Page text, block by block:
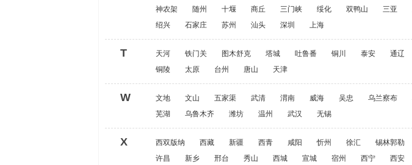
神农架
随州 十堰 商丘 三门峡 绥化 双鸭山 三亚
绍兴
石家庄 苏州 汕头 深圳 上海
T 天河 铁门关 图木舒克 塔城 吐鲁番 铜川 泰安 通辽
铜陵
太原 台州 唐山 天津
W 文地 文山 五家渠 武清 渭南 威海 吴忠 乌兰察布
芜湖
乌鲁木齐 潍坊 温州 武汉 无锡
X 西双版纳 西藏 新疆 西青 咸阳 忻州 徐汇 锡林郭勒
许昌
新乡 邢台 秀山 西城 宣城 宿州 西宁 西安